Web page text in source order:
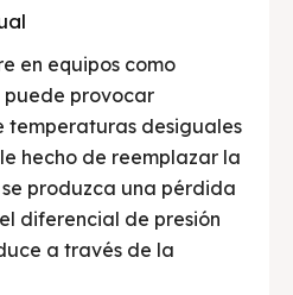
en equipos como
puede provocar
temperaturas desiguales
hecho de reemplazar la
produzca una pérdida
diferencial de presión
a través de la